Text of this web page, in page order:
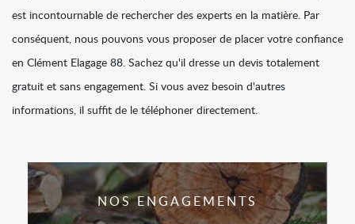
est incontournable de rechercher des experts en la matière. Par
conséquent, nous pouvons vous proposer de placer votre confiance
en Clément Elagage 88. Sachez qu'il dresse un devis totalement
gratuit et sans engagement. Si vous avez besoin d'autres
informations, il suffit de le téléphoner directement.
NOS ENGAGEMENTS